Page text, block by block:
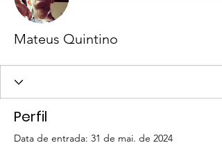
Mateus Quintino
Perfil
Data de entrada: 31 de mai. de 2024